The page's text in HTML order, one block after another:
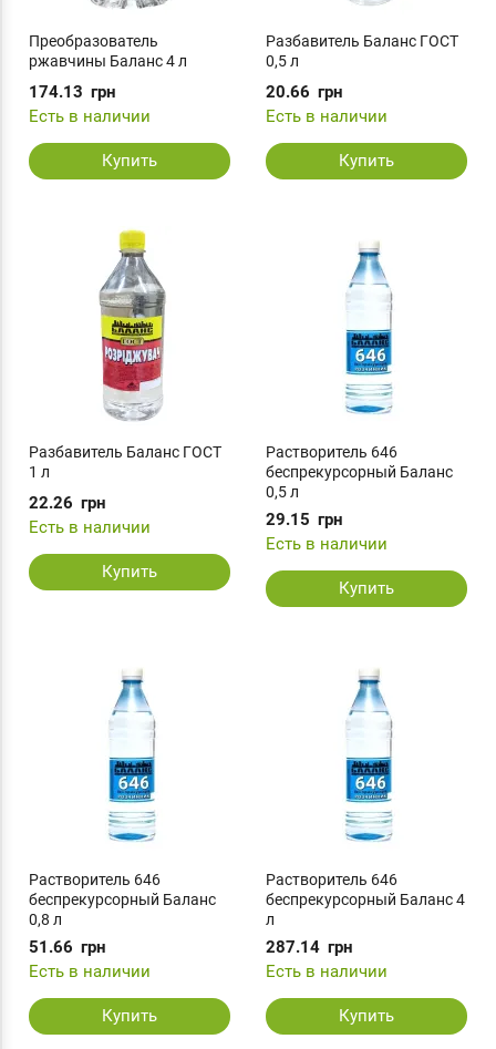
Преобразователь
ржавчины Баланс 4 л
174.13 грн
Есть в наличии
Купить
Разбавитель Баланс ГОСТ
0,5 л
20.66 грн
Есть в наличии
Купить
Разбавитель Баланс ГОСТ
1 л
22.26 грн
Есть в наличии
Купить
Растворитель 646
беспрекурсорный Баланс
0,5 л
29.15 грн
Есть в наличии
Купить
Растворитель 646
беспрекурсорный Баланс
0,8 л
51.66 грн
Есть в наличии
Купить
Растворитель 646
беспрекурсорный Баланс 4
л
287.14 грн
Есть в наличии
Купить